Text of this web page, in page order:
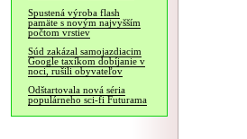
Spustená výroba flash
pamäte s novým najvyšším
počtom vrstiev
Súd zakázal samojazdiacim
Google taxíkom dobíjanie v
noci, rušili obyvateľov
Odštartovala nová séria
populárneho sci-fi Futurama